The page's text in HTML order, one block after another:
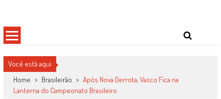
content
Você está aqui
Home > Brasileirão > Após Nova Derrota, Vasco Fica na
Lanterna do Campeonato Brasileiro